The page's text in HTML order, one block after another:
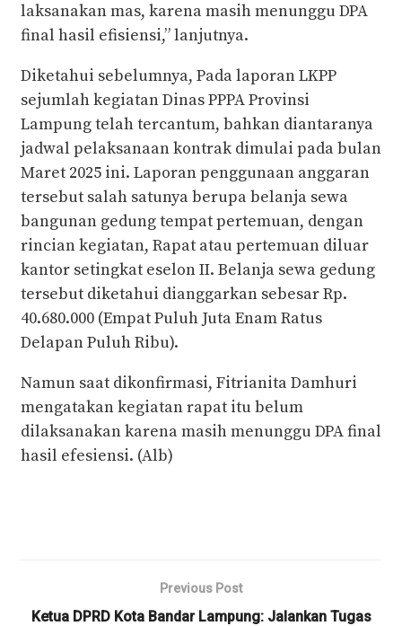
laksanakan mas, karena masih menunggu DPA
final hasil efisiensi,” lanjutnya.
Diketahui sebelumnya, Pada laporan LKPP
sejumlah kegiatan Dinas PPPA Provinsi
Lampung telah tercantum, bahkan diantaranya
jadwal pelaksanaan kontrak dimulai pada bulan
Maret 2025 ini. Laporan penggunaan anggaran
tersebut salah satunya berupa belanja sewa
bangunan gedung tempat pertemuan, dengan
rincian kegiatan, Rapat atau pertemuan diluar
kantor setingkat eselon II. Belanja sewa gedung
tersebut diketahui dianggarkan sebesar Rp.
40.680.000 (Empat Puluh Juta Enam Ratus
Delapan Puluh Ribu).
Namun saat dikonfirmasi, Fitrianita Damhuri
mengatakan kegiatan rapat itu belum
dilaksanakan karena masih menunggu DPA final
hasil efesiensi. (Alb)
Previous Post
Ketua DPRD Kota Bandar Lampung: Jalankan Tugas